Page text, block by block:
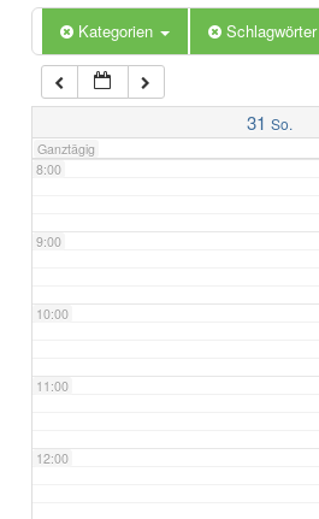
Kategorien Schlagwörter
31 So.
Ganztägig
6:00
7:00
8:00
9:00
10:00
11:00
12:00